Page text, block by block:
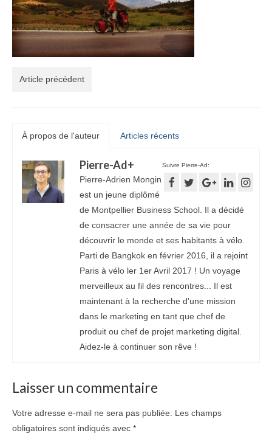
Article précédent
À propos de l'auteur Articles récents
Suivre Pierre-Ad:
Pierre-Ad+
Pierre-Adrien Mongin
est un jeune diplômé
de Montpellier Business School. Il a décidé
de consacrer une année de sa vie pour
découvrir le monde et ses habitants à vélo.
Parti de Bangkok en février 2016, il a rejoint
Paris à vélo ler 1er Avril 2017 ! Un voyage
merveilleux au fil des rencontres... Il est
maintenant à la recherche d'une mission
dans le marketing en tant que chef de
produit ou chef de projet marketing digital.
Aidez-le à continuer son rêve !
Laisser un commentaire
Votre adresse e-mail ne sera pas publiée.
Les champs
obligatoires sont indiqués avec *